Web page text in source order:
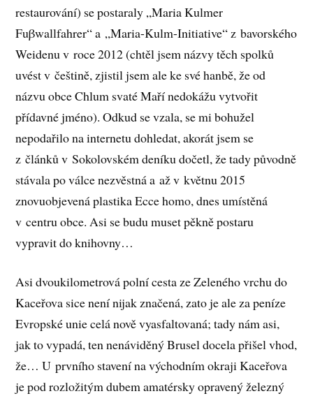
restaurování) se postaraly „Maria Kulmer
Fuβwallfahrer“ a „Maria-Kulm-Initiative“ z bavorského
Weidenu v roce 2012 (chtěl jsem názvy těch spolků
uvést v češtině, zjistil jsem ale ke své hanbě, že od
názvu obce Chlum svaté Maří nedokážu vytvořit
přídavné jméno). Odkud se vzala, se mi bohužel
nepodařilo na internetu dohledat, akorát jsem se
z článků v Sokolovském deníku dočetl, že tady původně
stávala po válce nezvěstná a až v květnu 2015
znovuobjevená plastika Ecce homo, dnes umístěná
v centru obce. Asi se budu muset pěkně postaru
vypravit do knihovny…
Asi dvoukilometrová polní cesta ze Zeleného vrchu do
Kaceřova sice není nijak značená, zato je ale za peníze
Evropské unie celá nově vyasfaltovaná; tady nám asi,
jak to vypadá, ten nenáviděný Brusel docela přišel vhod,
že… U prvního stavení na východním okraji Kaceřova
je pod rozložitým dubem amatérsky opravený železný